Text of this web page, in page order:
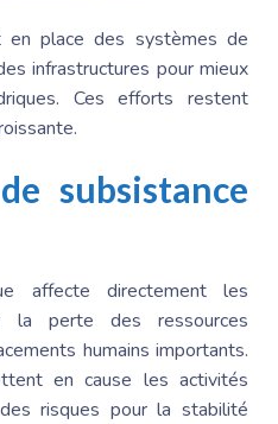
en place des systèmes de
infrastructures pour mieux
Ces efforts restent
subsistance
affecte directement les
la perte des ressources
humains importants.
en cause les activités
risques pour la stabilité